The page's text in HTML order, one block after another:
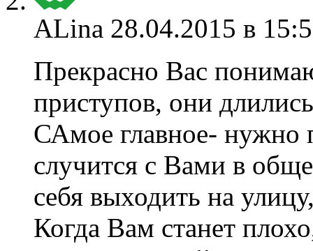
ALina 28.04.2015 в
Прекрасно Вас
приступов, они
САмое главное- нужно
случится с Вами в
себя выходить на
Когда Вам станет